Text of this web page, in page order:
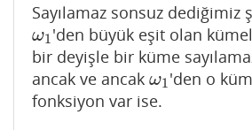
Sayılamaz sonsuz dediğimiz
ω1
ω1 'den büyük eşit olan
bir deyişle bir küme
ancak ve ancak ω1
ω1 'den o
fonksiyon var ise.